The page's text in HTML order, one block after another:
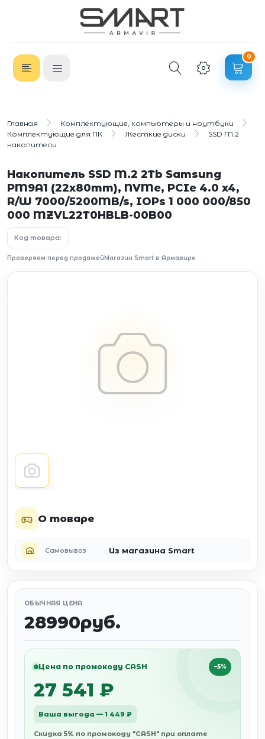
0
Главная
Комплектующие, компьютеры и ноутбуки
Комплектующие для ПК
Жесткие диски
SSD M.2
накопители
Накопитель SSD M.2 2Tb Samsung
PM9A1 (22x80mm), NVMe, PCIe 4.0 x4,
R/W 7000/5200MB/s, IOPs 1 000 000/850
000 MZVL22T0HBLB-00B00
Код товара:
Проверяем перед продажейМагазин Smart в Армавире
О товаре
Самовывоз Из магазина Smart
ОБЫЧНАЯ ЦЕНА
28990руб.
Цена по промокоду CASH −5%
27 541 ₽
Ваша выгода — 1 449 ₽
Скидка 5% по промокоду "CASH" при оплате